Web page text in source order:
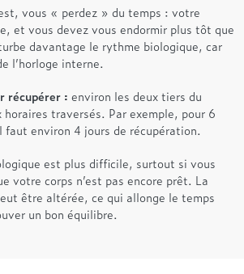
vous « perdez » du temps : votre
et vous devez vous endormir plus tôt que
davantage le rythme biologique, car
l’horloge interne.
récupérer : environ les deux tiers du
horaires traversés. Par exemple, pour 6
faut environ 4 jours de récupération.
est plus difficile, surtout si vous
votre corps n’est pas encore prêt. La
être altérée, ce qui allonge le temps
un bon équilibre.